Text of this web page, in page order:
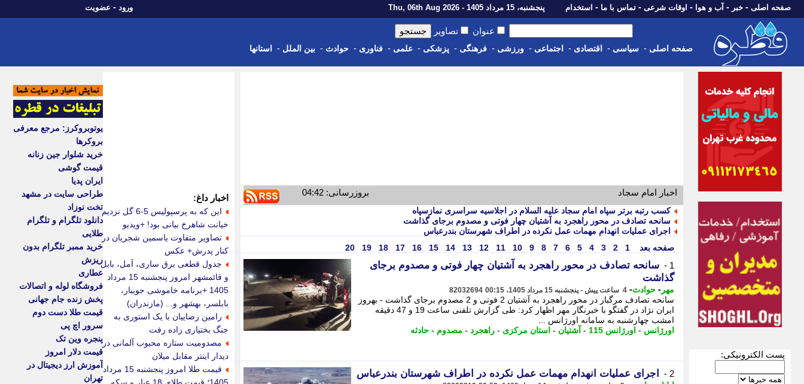
صفحه اصلی - خبر - آب و هوا - اوقات شرعی - تماس با ما - استخدام پنجشنبه، 15 مرداد 1405 - Thu, 06th Aug 2026 ورود - عضویت
عنوان تصاویر
صفحه اصلی - سیاسی - اقتصادی - اجتماعی - ورزشی - فرهنگی - پزشکی - علمی - فناوری - حوادث - بین الملل - استانها
پست الکترونیکی:
اخبار امام سجاد بروزرسانی: 04:42
کسب رتبه برتر سپاه امام سجاد علیه السلام در اجلاسیه سراسری نمازسپاه
سانحه تصادف در محور راهجرد به آشتیان چهار فوتی و مصدوم برجای گذاشت
اجرای عملیات انهدام مهمات عمل نکرده در اطراف شهرستان بندرعباس
صفحه بعد
1
2
3
4
5
6
7
8
9
10
11
12
13
14
15
16
17
18
19
20
1 -
سانحه تصادف در محور راهجرد به آشتیان چهار فوتی و مصدوم برجای
گذاشت
مهر - حوادث- 4 ساعت پیش - پنجشنبه 15 مرداد 1405، 00:15 82032694
سانحه تصادف مرگبار در محور راهجرد به آشتیان 2 فوتی و 2 مصدوم برجای گذاشت - بهروز
ایران نژاد در گفتگو با خبرنگار مهر اظهار کرد: طی گزارش تلفنی ساعت 19 و 47 دقیقه
امشب چهارشنبه به سامانه اورژانس ...
اورژانس - اورژانس 115 - آشتیان - استان مرکزی - راهجرد - مصدوم - حادثه
2 - اجرای عملیات انهدام مهمات عمل نکرده در اطراف شهرستان بندرعباس
اخبار داغ:
این که به پرسپولیس 5-6 گل نزدیم
خیانت شاهرخ بیانی بود! +ویدیو
تصاویر متفاوت یاسمین شجریان در
کنار پدرش+ عکس
جدول قطعی برق ساری، آمل، بابل
و قائمشهر امروز پنجشنبه 15 مرداد
1405 +برنامه خاموشی جویبار،
بابلسر، بهشهر و... (مازندران)
رامین رضاییان با یک استوری به
جنگ بختیاری زاده رفت
مصدومیت ستاره محبوب آلمانی در
دیدار اینتر مقابل میلان
قیمت طلا امروز پنجشنبه 15 مرداد
یوتوبروکرز: مرجع معرفی
بروکرها
خرید شلوار جین زنانه
قیمت گوشی
ایران پدیا
طراحی سایت در مشهد
تخت نوزاد
دانلود تلگرام و تلگرام
طلایی
خرید ممبر تلگرام بدون
ریزش
عطاری
فروشگاه لوله و اتصالات
پخش زنده جام جهانی
قیمت طلا دست دوم
سرور اچ پی
پنجره وین تک
قیمت دلار امروز
آموزش ارز دیجیتال در
تهران